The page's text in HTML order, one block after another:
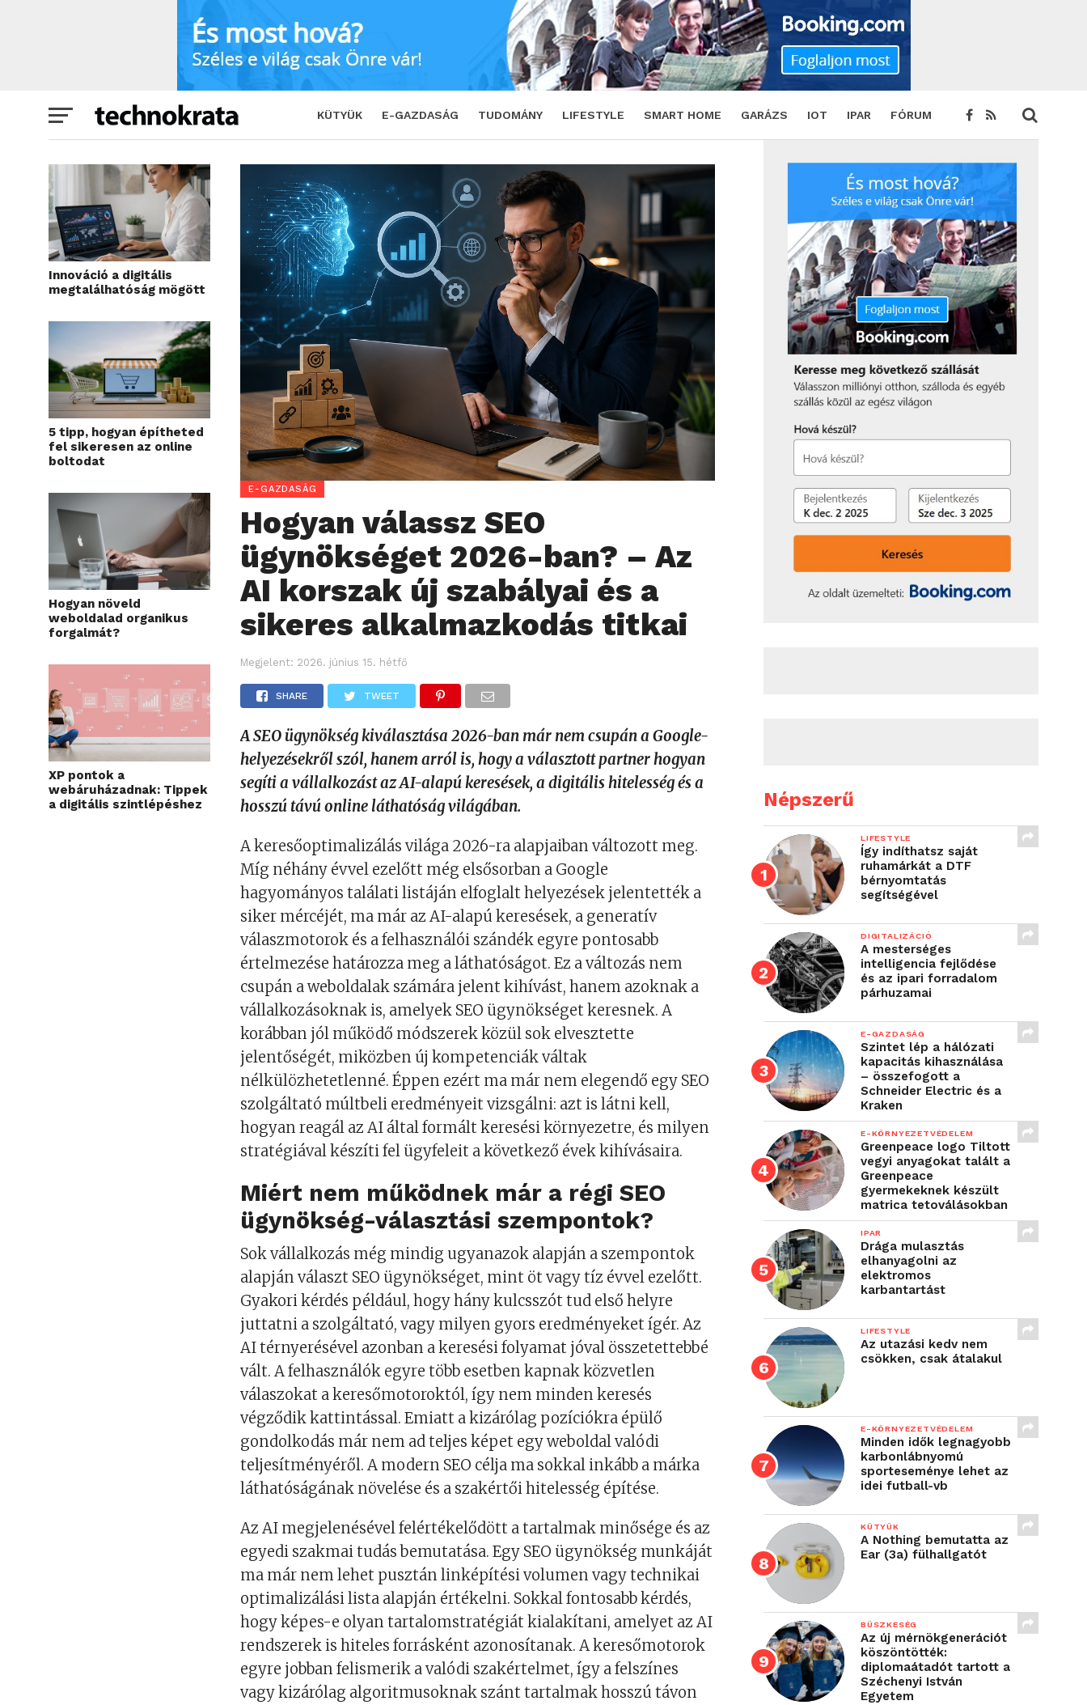
KÜTYÜK E-GAZDASÁG TUDOMÁNY LIFESTYLE SMART HOME GARÁZS IOT IPAR FÓRUM
Hogyan válassz SEO ügynökséget 2026-ban? – Az AI korszak új szabályai és a sikeres alkalmazkodás titkai
SHARE TWEET
Innováció a digitális
megtalálhatóság mögött
5 tipp, hogyan építheted
fel sikeresen az online
boltodat
Hogyan növeld
weboldalad organikus
forgalmát?
XP pontok a
webáruházadnak: Tippek
a digitális szintlépéshez
E-GAZDASÁG
Hogyan válassz SEO
ügynökséget 2026-ban? – Az
AI korszak új szabályai és a
sikeres alkalmazkodás titkai
Megjelent: 2026. június 15. hétfő
SHARE TWEET
A SEO ügynökség kiválasztása 2026-ban már nem csupán a Google-
helyezésekről szól, hanem arról is, hogy a választott partner hogyan
segíti a vállalkozást az AI-alapú keresések, a digitális hitelesség és a
hosszú távú online láthatóság világában.
A keresőoptimalizálás világa 2026-ra alapjaiban változott meg.
Míg néhány évvel ezelőtt még elsősorban a Google
hagyományos találati listáján elfoglalt helyezések jelentették a
siker mércéjét, ma már az AI-alapú keresések, a generatív
válaszmotorok és a felhasználói szándék egyre pontosabb
értelmezése határozza meg a láthatóságot. Ez a változás nem
csupán a weboldalak számára jelent kihívást, hanem azoknak a
vállalkozásoknak is, amelyek SEO ügynökséget keresnek. A
korábban jól működő módszerek közül sok elvesztette
jelentőségét, miközben új kompetenciák váltak
nélkülözhetetlenné. Éppen ezért ma már nem elegendő egy SEO
szolgáltató múltbeli eredményeit vizsgálni: azt is látni kell,
hogyan reagál az AI által formált keresési környezetre, és milyen
stratégiával készíti fel ügyfeleit a következő évek kihívásaira.
Miért nem működnek már a régi SEO
ügynökség-választási szempontok?
Sok vállalkozás még mindig ugyanazok alapján a szempontok
alapján választ SEO ügynökséget, mint öt vagy tíz évvel ezelőtt.
Gyakori kérdés például, hogy hány kulcsszót tud első helyre
juttatni a szolgáltató, vagy milyen gyors eredményeket ígér. Az
AI térnyerésével azonban a keresési folyamat jóval összetettebbé
vált. A felhasználók egyre több esetben kapnak közvetlen
válaszokat a keresőmotoroktól, így nem minden keresés
végződik kattintással. Emiatt a kizárólag pozíciókra épülő
gondolkodás már nem ad teljes képet egy weboldal valódi
teljesítményéről. A modern SEO célja ma sokkal inkább a márka
láthatóságának növelése és a szakértői hitelesség építése.
Az AI megjelenésével felértékelődött a tartalmak minősége és az
egyedi szakmai tudás bemutatása. Egy SEO ügynökség munkáját
ma már nem lehet pusztán linképítési volumen vagy technikai
optimalizálási lista alapján értékelni. Sokkal fontosabb kérdés,
hogy képes-e olyan tartalomstratégiát kialakítani, amelyet az AI
rendszerek is hiteles forrásként azonosítanak. A keresőmotorok
egyre jobban felismerik a valódi szakértelmet, így a felszínes
vagy kizárólag algoritmusoknak szánt tartalmak hosszú távon
Népszerű
LIFESTYLE
Így indíthatsz saját
ruhamárkát a DTF
bérnyomtatás
segítségével
DIGITALIZÁCIÓ
A mesterséges
intelligencia fejlődése
és az ipari forradalom
párhuzamai
E-GAZDASÁG
Szintet lép a hálózati
kapacitás kihasználása
– összefogott a
Schneider Electric és a
Kraken
E-KÖRNYEZETVÉDELEM
Greenpeace logo Tiltott
vegyi anyagokat talált a
Greenpeace
gyermekeknek készült
matrica tetoválásokban
IPAR
Drága mulasztás
elhanyagolni az
elektromos
karbantartást
LIFESTYLE
Az utazási kedv nem
csökken, csak átalakul
E-KÖRNYEZETVÉDELEM
Minden idők legnagyobb
karbonlábnyomú
sporteseménye lehet az
idei futball-vb
KÜTYÜK
A Nothing bemutatta az
Ear (3a) fülhallgatót
BÜSZKESÉG
Az új mérnökgenerációt
köszöntötték:
diplomaátadót tartott a
Széchenyi István
Egyetem